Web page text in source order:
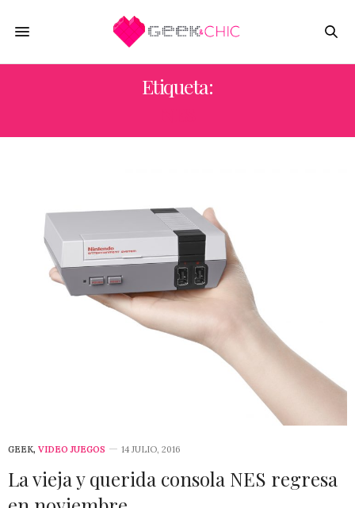
Etiqueta:
GEEK, VIDEO JUEGOS 14 JULIO, 2016
La vieja y querida consola NES regresa